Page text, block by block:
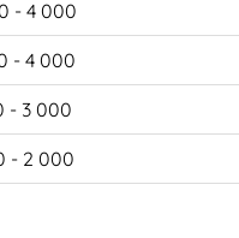
- 4 000
- 4 000
- 3 000
- 2 000